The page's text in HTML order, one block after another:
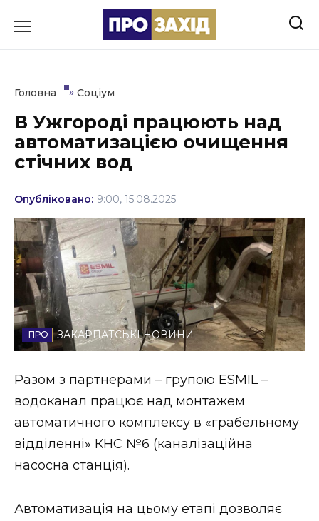
до
Культура
Освіта
Події
Політика
Соціум
Спорт
Стиль життя
Втрачений Ужгород (відеоверсія)
ЗАКАРПАТСЬКІ НОВИНИ
Головна » Соціум
В Ужгороді працюють над
автоматизацією очищення
стічних вод
Опубліковано: 9:00, 15.08.2025
ЗАКАРПАТСЬКІ НОВИНИ
Разом з партнерами – групою ESMIL –
водоканал працює над монтажем
автоматичного комплексу в «грабельному
відділенні» КНС №6 (каналізаційна
насосна станція).
Автоматизація на цьому етапі дозволяє